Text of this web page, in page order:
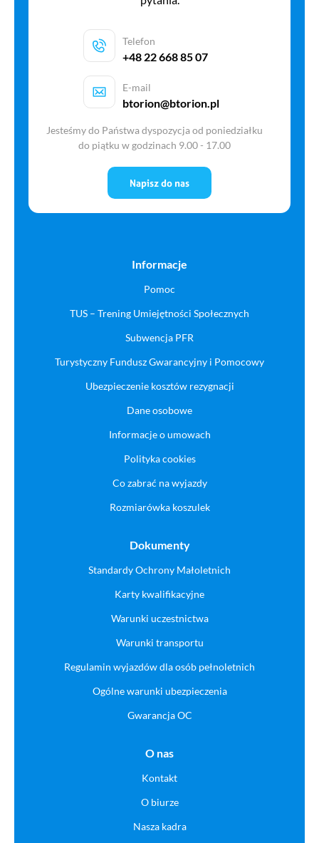
Telefon
+48 22 668 85 07
E-mail
btorion@btorion.pl
Jesteśmy do Państwa dyspozycja od poniedziałku
do piątku w godzinach 9.00 - 17.00
Napisz do nas
Informacje
Pomoc
TUS – Trening Umiejętności Społecznych
Subwencja PFR
Turystyczny Fundusz Gwarancyjny i Pomocowy
Ubezpieczenie kosztów rezygnacji
Dane osobowe
Informacje o umowach
Polityka cookies
Co zabrać na wyjazdy
Rozmiarówka koszulek
Dokumenty
Standardy Ochrony Małoletnich
Karty kwalifikacyjne
Warunki uczestnictwa
Warunki transportu
Regulamin wyjazdów dla osób pełnoletnich
Ogólne warunki ubezpieczenia
Gwarancja OC
O nas
Kontakt
O biurze
Nasza kadra